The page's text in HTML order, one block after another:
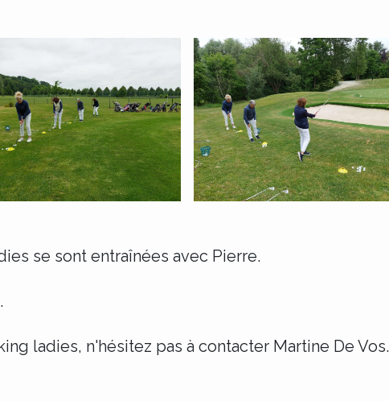
se sont entraînées avec Pierre.
ladies, n'hésitez pas à contacter Martine De Vos.